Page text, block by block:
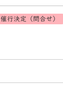
催行決定（問合せ）